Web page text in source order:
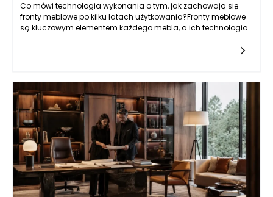
Co mówi technologia wykonania o tym, jak zachowają się
fronty meblowe po kilku latach użytkowania?Fronty meblowe
są kluczowym elementem każdego mebla, a ich technologia